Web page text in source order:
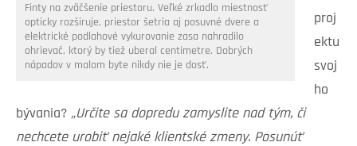
Finty na zväčšenie priestoru. Veľké zrkadlo miestnosť
opticky rozširuje, priestor šetria aj posuvné dvere a
elektrické podlahové vykurovanie zasa nahradilo
ohrievač, ktorý by tiež uberal centimetre. Dobrých
nápadov v malom byte nikdy nie je dosť.
proj
ektu
svoj
ho
bývania? „Určite sa dopredu zamyslite nad tým, či
nechcete urobiť nejaké klientské zmeny. Posunúť